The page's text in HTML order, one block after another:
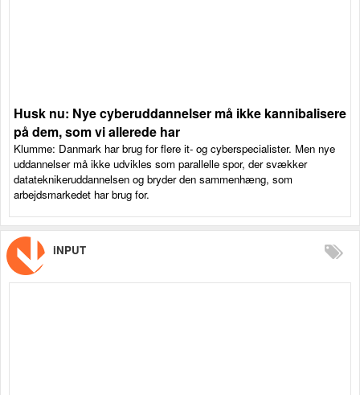
Husk nu: Nye cyberuddannelser må ikke kannibalisere
på dem, som vi allerede har
Klumme: Danmark har brug for flere it- og cyberspecialister. Men nye
uddannelser må ikke udvikles som parallelle spor, der svækker
datateknikeruddannelsen og bryder den sammenhæng, som
arbejdsmarkedet har brug for.
iNPUT